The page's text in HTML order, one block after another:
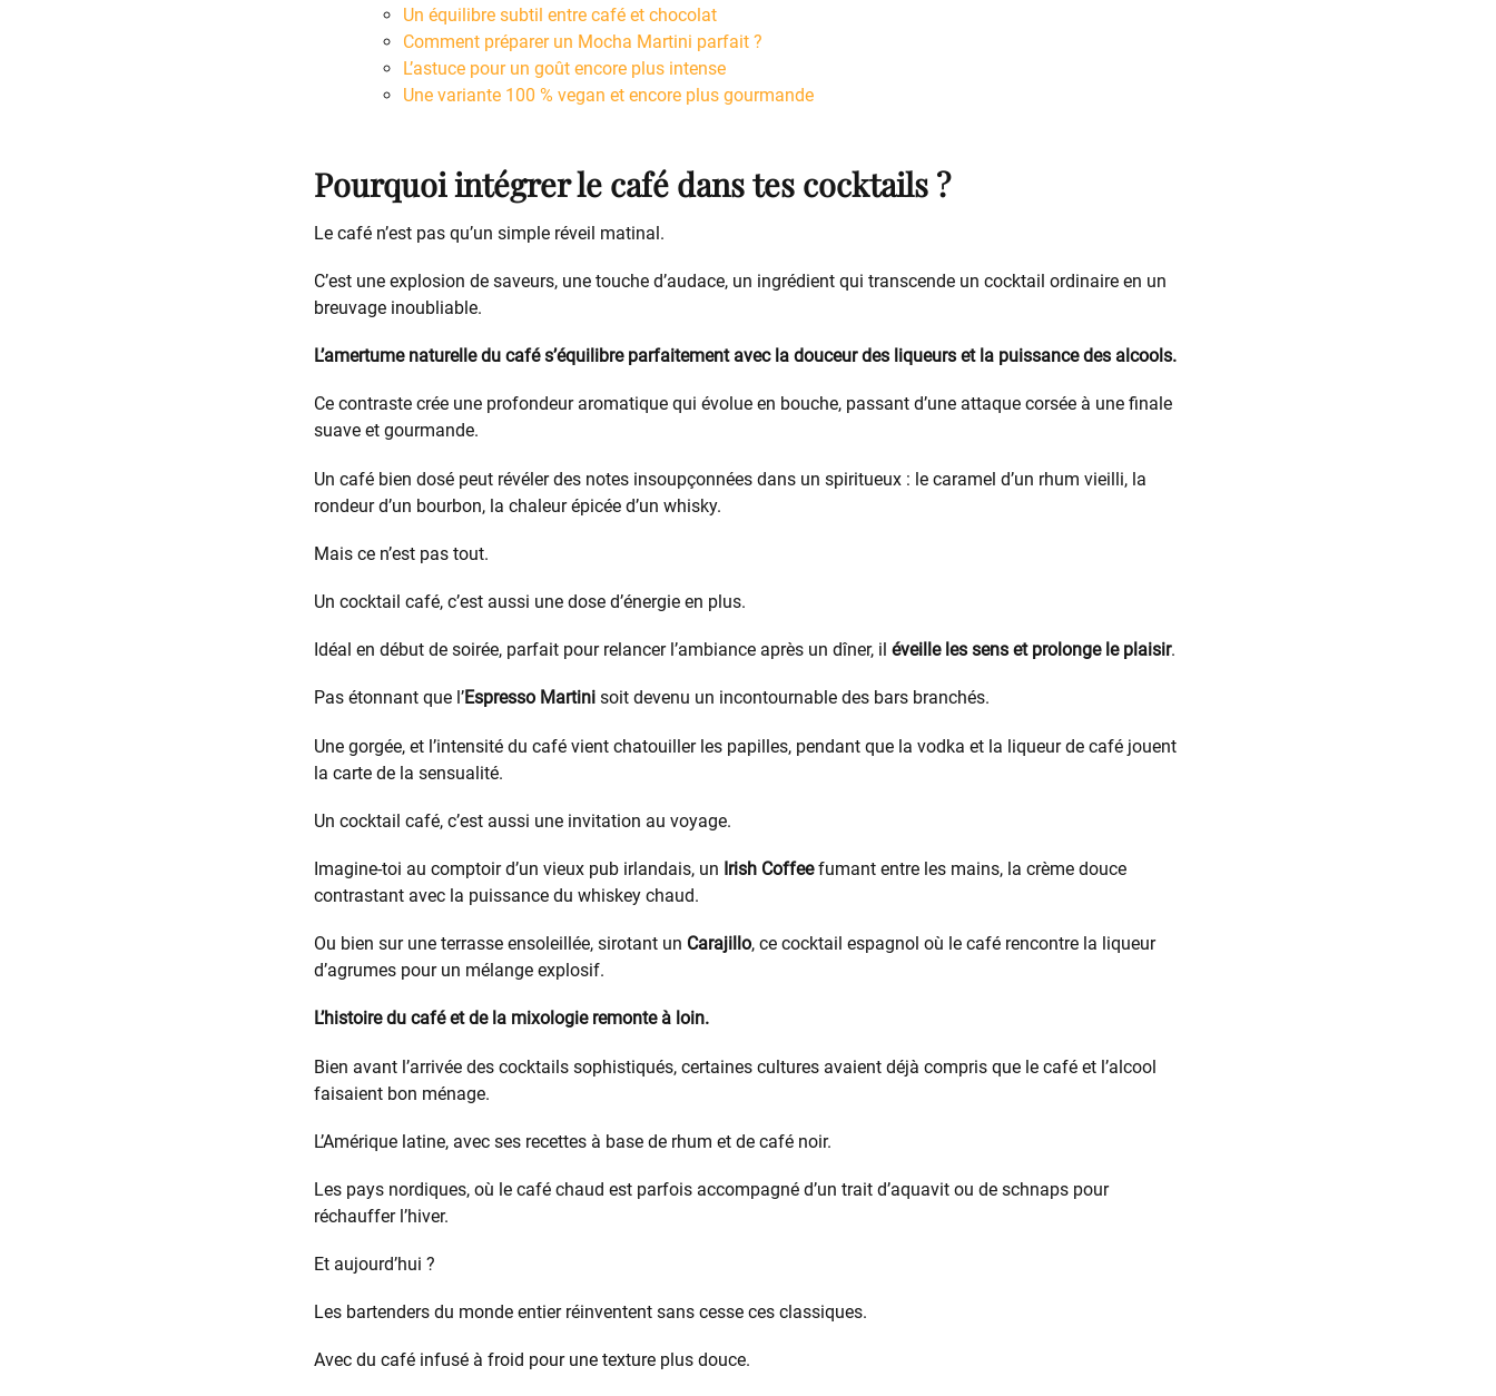
Un équilibre subtil entre café et chocolat
Comment préparer un Mocha Martini parfait ?
L’astuce pour un goût encore plus intense
Une variante 100 % vegan et encore plus gourmande
Pourquoi intégrer le café dans tes cocktails ?
Le café n’est pas qu’un simple réveil matinal.
C’est une explosion de saveurs, une touche d’audace, un ingrédient qui transcende un cocktail ordinaire en un
breuvage inoubliable.
L’amertume naturelle du café s’équilibre parfaitement avec la douceur des liqueurs et la puissance des alcools.
Ce contraste crée une profondeur aromatique qui évolue en bouche, passant d’une attaque corsée à une finale
suave et gourmande.
Un café bien dosé peut révéler des notes insoupçonnées dans un spiritueux : le caramel d’un rhum vieilli, la
rondeur d’un bourbon, la chaleur épicée d’un whisky.
Mais ce n’est pas tout.
Un cocktail café, c’est aussi une dose d’énergie en plus.
Idéal en début de soirée, parfait pour relancer l’ambiance après un dîner, il éveille les sens et prolonge le plaisir.
Pas étonnant que l’Espresso Martini soit devenu un incontournable des bars branchés.
Une gorgée, et l’intensité du café vient chatouiller les papilles, pendant que la vodka et la liqueur de café jouent
la carte de la sensualité.
Un cocktail café, c’est aussi une invitation au voyage.
Imagine-toi au comptoir d’un vieux pub irlandais, un Irish Coffeefumant entre les mains, la crème douce
contrastant avec la puissance du whiskey chaud.
Ou bien sur une terrasse ensoleillée, sirotant un Carajillo, ce cocktail espagnol où le café rencontre la liqueur
d’agrumes pour un mélange explosif.
L’histoire du café et de la mixologie remonte à loin.
Bien avant l’arrivée des cocktails sophistiqués, certaines cultures avaient déjà compris que le café et l’alcool
faisaient bon ménage.
L’Amérique latine, avec ses recettes à base de rhum et de café noir.
Les pays nordiques, où le café chaud est parfois accompagné d’un trait d’aquavit ou de schnaps pour
réchauffer l’hiver.
Et aujourd’hui ?
Les bartenders du monde entier réinventent sans cesse ces classiques.
Avec du café infusé à froid pour une texture plus douce.